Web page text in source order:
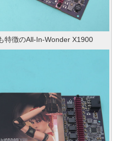
特徴のAll-In-Wonder X1900